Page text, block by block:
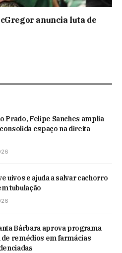
anuncia luta de
Prado, Felipe Sanches amplia
espaço na direita
uivos e ajuda a salvar cachorro
tubulação
Bárbara aprova programa
remédios em farmácias